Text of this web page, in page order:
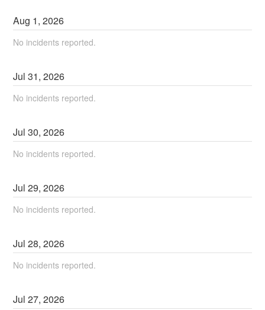
Aug 1,2026
No incidents reported.
Jul31,2026
No incidents reported.
Jul30,2026
No incidents reported.
Jul29,2026
No incidents reported.
Jul28,2026
No incidents reported.
Jul27,2026